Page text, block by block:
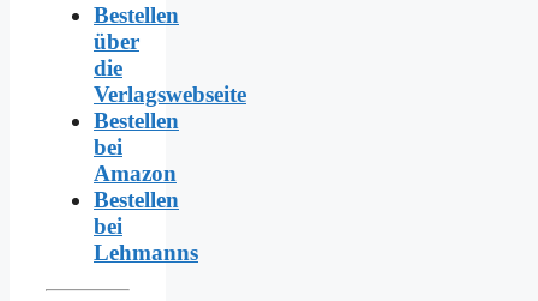
Bestellen
über
die
Verlagswebseite
Bestellen
bei
Amazon
Bestellen
bei
Lehmanns